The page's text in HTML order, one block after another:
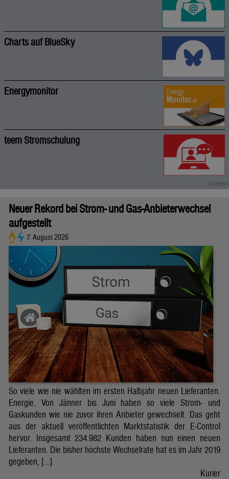
Charts auf BlueSky
Energymonitor
teem Stromschulung
Neuer Rekord bei Strom- und Gas-Anbieterwechsel
aufgestellt
7. August 2026
So viele wie nie wählten im ersten Halbjahr neuen Lieferanten.
Energie. Von Jänner bis Juni haben so viele Strom- und
Gaskunden wie nie zuvor ihren Anbieter gewechselt. Das geht
aus der aktuell veröffentlichten Marktstatistik der E-Control
hervor. Insgesamt 234.982 Kunden haben nun einen neuen
Lieferanten. Die bisher höchste Wechselrate hat es im Jahr 2019
gegeben, […]
Kurier